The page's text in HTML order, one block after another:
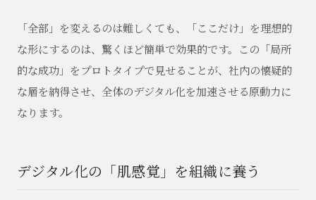
「全部」を変えるのは難しくても、「ここだけ」を理想的
な形にするのは、驚くほど簡単で効果的です。この「局所
的な成功」をプロトタイプで見せることが、社内の懐疑的
な層を納得させ、全体のデジタル化を加速させる原動力に
なります。
デジタル化の「肌感覚」を組織に養う